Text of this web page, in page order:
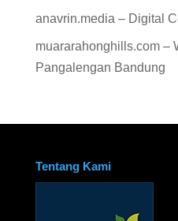
anavrin.media – Digital
muararahonghills.com –
Pangalengan Bandung
Tentang Kami